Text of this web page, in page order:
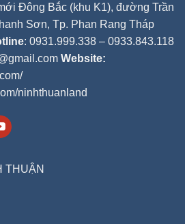
Đông Bắc (khu K1), đường Trần
Sơn, Tp. Phan Rang Tháp
: 0931.999.338 – 0933.843.118
Website:
ninhthuanland
THUẬN